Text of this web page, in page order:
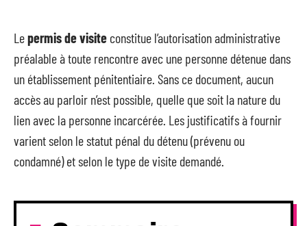
Lepermis de visite constitue l’autorisation administrative
préalable à toute rencontre avec une personne détenue dans
un établissement pénitentiaire. Sans ce document, aucun
accès au parloir n’est possible, quelle que soit la nature du
lien avec la personne incarcérée. Les justificatifs à fournir
varient selon le statut pénal du détenu (prévenu ou
condamné) et selon le type de visite demandé.